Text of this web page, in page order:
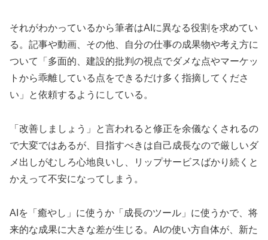
それがわかっているから筆者はAIに異なる役割を求めてい
る。記事や動画、その他、自分の仕事の成果物や考え方に
ついて「多面的、建設的批判の視点でダメな点やマーケッ
トから乖離している点をできるだけ多く指摘してくださ
い」と依頼するようにしている。
「改善しましょう」と言われると修正を余儀なくされるの
で大変ではあるが、目指すべきは自己成長なので厳しいダ
メ出しがむしろ心地良いし、リップサービスばかり続くと
かえって不安になってしまう。
AIを「癒やし」に使うか「成長のツール」に使うかで、将
来的な成果に大きな差が生じる。AIの使い方自体が、新た